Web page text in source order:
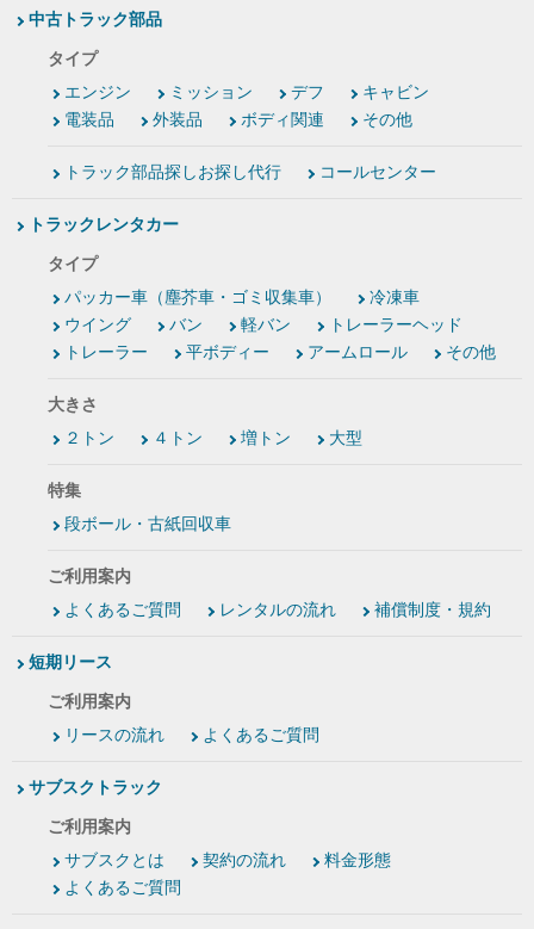
中古トラック部品
タイプ
エンジン
ミッション デフ
キャビン
電装品
外装品 ボディ関連 その他
トラック部品探しお探し代行 コールセンター
トラックレンタカー
タイプ
パッカー車（塵芥車・ゴミ収集車）
冷凍車
ウイング
バン 軽バン
トレーラーヘッド
トレーラー
平ボディー アームロール その他
大きさ
２トン
４トン 増トン 大型
特集
段ボール・古紙回収車
ご利用案内
よくあるご質問
レンタルの流れ 補償制度・規約
短期リース
ご利用案内
リースの流れ
よくあるご質問
サブスクトラック
ご利用案内
サブスクとは
契約の流れ
料金形態
よくあるご質問